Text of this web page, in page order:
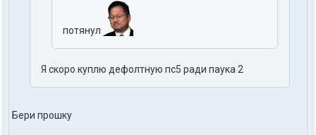
потянул
Я скоро куплю дефолтную пс5 ради паука 2
Бери прошку